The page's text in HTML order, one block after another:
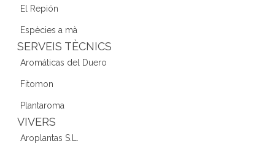
El Repión
Espècies a mà
SERVEIS TÈCNICS
Aromáticas del Duero
Fitomon
Plantaroma
VIVERS
Aroplantas S.L.